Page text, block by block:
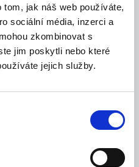
jak náš web používáte,
sociální média, inzerci a
zkombinovat s
jim poskytli nebo které
jejich služby.